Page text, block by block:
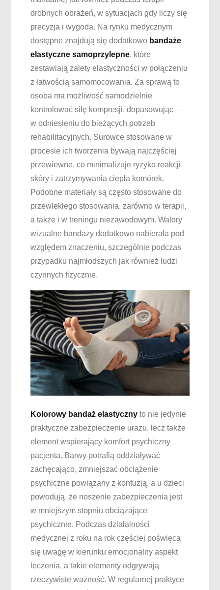
drobnych obrażeń, w sytuacjach gdy liczy się
precyzja i wygoda. Na rynku medycznym
dostępne znajdują się dodatkowo bandaże
elastyczne samoprzylepne, które
zestawiają zalety elastyczności w połączeniu
z łatwością samomocowania. Za sprawą to
osoba ma możliwość samodzielnie
kontrolować siłę kompresji, dopasowując —
w odniesieniu do bieżących potrzeb
rehabilitacyjnych. Surowce stosowane w
procesie ich tworzenia bywają najczęściej
przewiewne, co minimalizuje ryzyko reakcji
skóry i zatrzymywania ciepła komórek.
Podobne materiały są często stosowane do
przewlekłego stosowania, zarówno w terapii,
a także i w treningu niezawodowym. Walory
wizualne bandaży dodatkowo nabierała pod
względem znaczeniu, szczególnie podczas
przypadku najmłodszych jak również ludzi
czynnych fizycznie.
Kolorowy bandaż elastyczny to nie jedynie
praktyczne zabezpieczenie urazu, lecz także
element wspierający komfort psychiczny
pacjenta. Barwy potrafią oddziaływać
zachęcająco, zmniejszać obciążenie
psychiczne powiązany z kontuzją, a u dzieci
powodują, że noszenie zabezpieczenia jest
w mniejszym stopniu obciążające
psychicznie. Podczas działalności
medycznej z roku na rok częściej poświęca
się uwagę w kierunku emocjonalny aspekt
leczenia, a takie elementy odgrywają
rzeczywiste ważność. W regularnej praktyce